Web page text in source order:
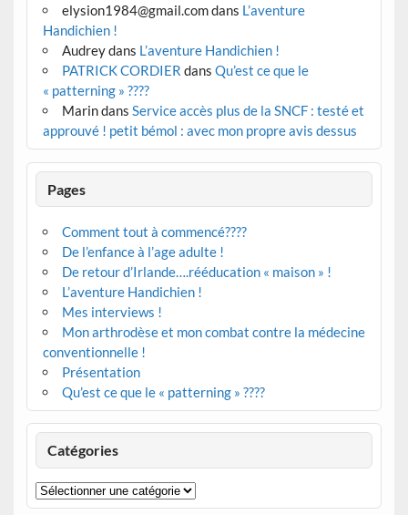
elysion1984@gmail.comdans L’aventure
Handichien !
Audreydans L’aventure Handichien !
PATRICK CORDIER dans Qu’est ce que le
« patterning » ????
Marindans Service accès plus de la SNCF : testé et
approuvé ! petit bémol : avec mon propre avis dessus
Pages
Comment tout à commencé????
De l’enfance à l’age adulte !
De retour d’Irlande….rééducation « maison » !
L’aventure Handichien !
Mes interviews !
Mon arthrodèse et mon combat contre la médecine
conventionnelle !
Présentation
Qu’est ce que le « patterning » ????
Catégories
Catégories